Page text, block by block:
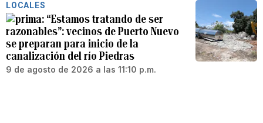
LOCALES
“Estamos tratando de ser
razonables”: vecinos de Puerto Nuevo
se preparan para inicio de la
canalización del río Piedras
9 de agosto de 2026 a las 11:10 p.m.